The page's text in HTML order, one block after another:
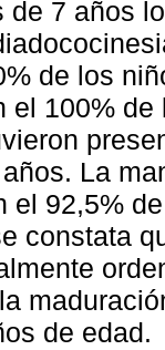
de 7 años
de los
el 100%
La
el 92,5%
constata
de edad.